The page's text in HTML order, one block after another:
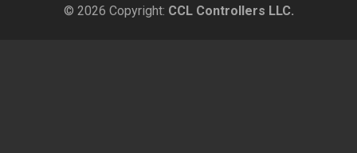
© 2026 Copyright: CCL Controllers LLC.